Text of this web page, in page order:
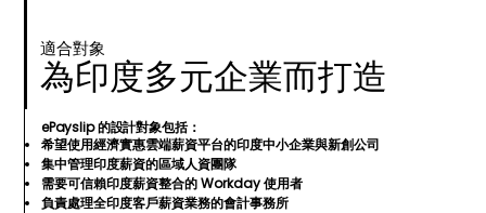
適合對象
為印度多元企業而打造
ePayslip 的設計對象包括：
希望使用經濟實惠雲端薪資平台的印度中小企業與新創公司
集中管理印度薪資的區域人資團隊
需要可信賴印度薪資整合的 Workday 使用者
負責處理全印度客戶薪資業務的會計事務所